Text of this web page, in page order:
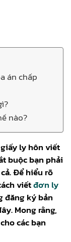
án chấp
nào?
ly hôn viết
buộc bạn phải
Để hiểu rõ
viếtđơn ly
đăng ký bản
Mong rằng,
các bạn